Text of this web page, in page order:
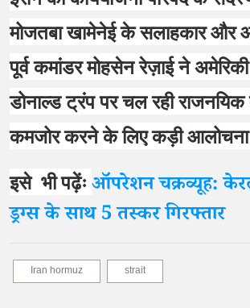
मोजतबा खामेनेई के सलाहकार
पूर्व कमांडर मोहसेन रेज़ाई ने अमेरिकी
डोनाल्ड ट्रंप पर चल रही
कमजोर करने के लिए कड़ी
इसे भी पढ़ेंःऑपरेशन चक्रव्यूह:
ड्रग्स के साथ 5 तस्कर गिरफ्तार
Iran hormuz strait